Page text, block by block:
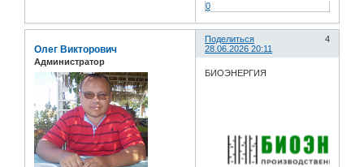
0
Поделиться
4
28.06.2026 20:11
Олег Викторович
Администратор
БИОЭНЕРГИЯ